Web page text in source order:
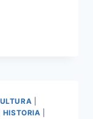
HISTORIA